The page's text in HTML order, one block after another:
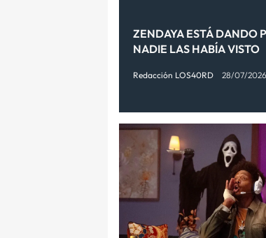
ZENDAYA ESTÁ DANDO
NADIE LAS HABÍA VISTO
Redacción LOS40RD 28/07/2026